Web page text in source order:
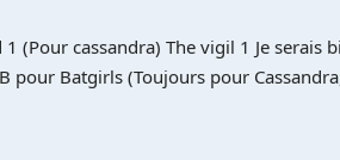
(Pour cassandra) The vigil 1 Je serais
pour Batgirls (Toujours pour